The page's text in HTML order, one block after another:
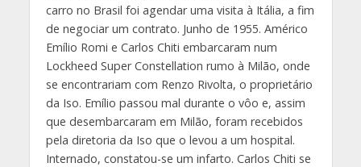
carro no Brasil foi agendar uma visita à Itália, a fim
de negociar um contrato. Junho de 1955. Américo
Emílio Romi e Carlos Chiti embarcaram num
Lockheed Super Constellation rumo à Milão, onde
se encontrariam com Renzo Rivolta, o proprietário
da Iso. Emílio passou mal durante o vôo e, assim
que desembarcaram em Milão, foram recebidos
pela diretoria da Iso que o levou a um hospital.
Internado, constatou-se um infarto. Carlos Chiti se